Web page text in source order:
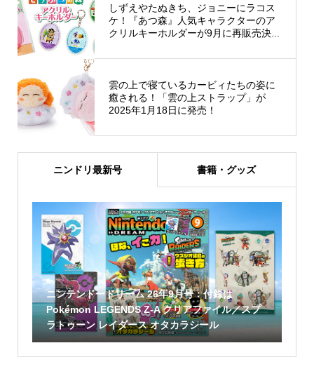
しずえやたぬきち、ジョニーにラコス
ケ！『あつ森』人気キャラクターのア
クリルキーホルダーが9月に再販売決...
雲の上で寝ているカービィたちの姿に
癒される！「雲の上ストラップ」が
2025年1月18日に発売！
ニンドリ最新号 書籍・グッズ
ニンテンドードリーム 26年9月号：付録は
Pokémon LEGENDS Z-A クリアファイル／スプ
ラトゥーン レイダース オタカラシール